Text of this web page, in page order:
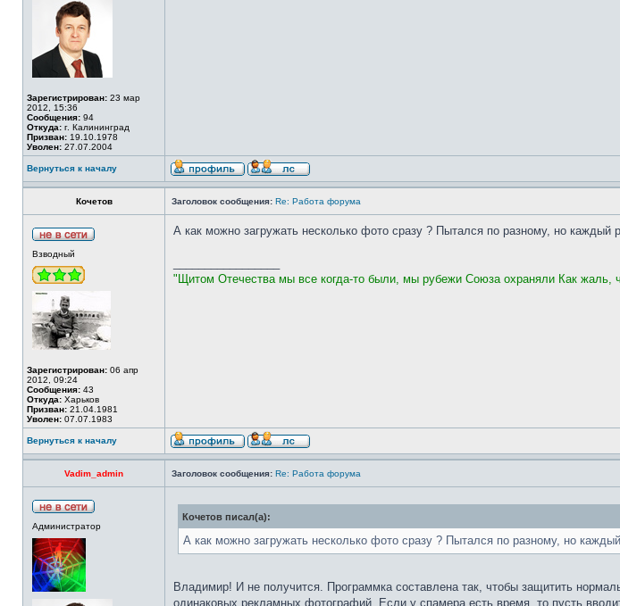
Зарегистрирован: 23 мар
2012, 15:36
Сообщения: 94
Откуда: г. Калининград
Призван: 19.10.1978
Уволен: 27.07.2004
Вернуться к началу
Кочетов Заголовок сообщения: Re: Работа форума
Взводный
Зарегистрирован: 06 апр
2012, 09:24
Сообщения: 43
Откуда: Харьков
Призван: 21.04.1981
Уволен: 07.07.1983
А как можно загружать несколько фото сразу ? Пытался по разному, но каждый
"Щитом Отечества мы все когда-то были, мы рубежи Союза охраняли Как
Вернуться к началу
Vadim_admin Заголовок сообщения: Re: Работа форума
Администратор
Кочетов писал(а):
А как можно загружать несколько фото сразу ? Пытался по разному, но каждый
Владимир! И не получится. Программка составлена так, чтобы защитить
одинаковых рекламных фотографий. Если у спамера есть время, то пусть